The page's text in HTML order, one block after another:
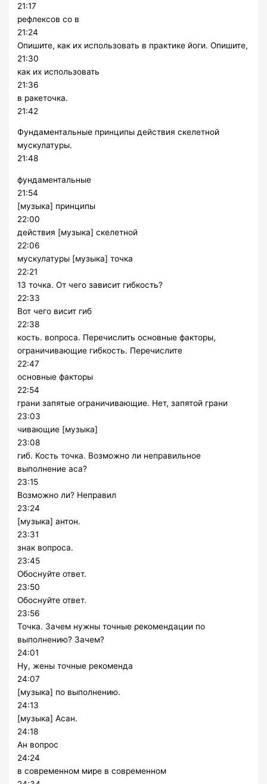
21:17
рефлексов со в
21:24
Опишите, как их использовать в практике йоги. Опишите,
21:30
как их использовать
21:36
в ракеточка.
21:42
Фундаментальные принципы действия скелетной
мускулатуры.
21:48
фундаментальные
21:54
[музыка] принципы
22:00
действия [музыка] скелетной
22:06
мускулатуры [музыка] точка
22:21
13 точка. От чего зависит гибкость?
22:33
Вот чего висит гиб
22:38
кость. вопроса. Перечислить основные факторы,
ограничивающие гибкость. Перечислите
22:47
основные факторы
22:54
грани запятые ограничивающие. Нет, запятой грани
23:03
чивающие [музыка]
23:08
гиб. Кость точка. Возможно ли неправильное
выполнение аса?
23:15
Возможно ли? Неправил
23:24
[музыка] антон.
23:31
знак вопроса.
23:45
Обоснуйте ответ.
23:50
Обоснуйте ответ.
23:56
Точка. Зачем нужны точные рекомендации по
выполнению? Зачем?
24:01
Ну, жены точные рекоменда
24:07
[музыка] по выполнению.
24:13
[музыка] Асан.
24:18
Ан вопрос
24:24
в современном мире в современном